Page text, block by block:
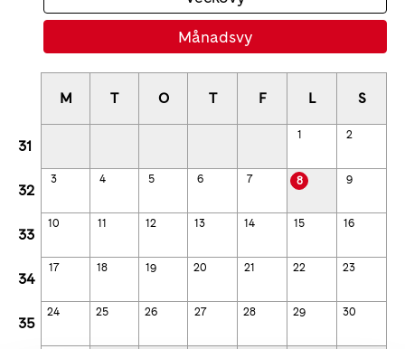
Månadsvy
M T O T F L S
31
1 2
32
3 4 5 6 7 8 9
33
10 11 12 13 14 15 16
34
17 18 19 20 21 22 23
35
24 25 26 27 28 29 30